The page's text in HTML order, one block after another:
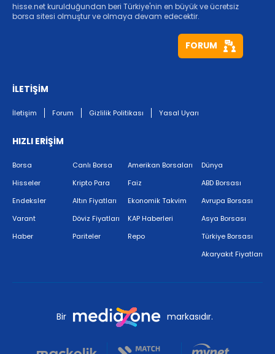
hisse.net kurulduğundan beri Türkiye'nin en büyük ve ücretsiz
borsa sitesi olmuştur ve olmaya devam edecektir.
FORUM
İLETİŞİM
İletişim Forum Gizlilik Politikası Yasal Uyarı
HIZLI ERİŞİM
Borsa
Hisseler
Endeksler
Varant
Haber
Canlı Borsa
Kripto Para
Altın Fiyatları
Döviz Fiyatları
Pariteler
Amerikan Borsaları
Faiz
Ekonomik Takvim
KAP Haberleri
Repo
Dünya
ABD Borsası
Avrupa Borsası
Asya Borsası
Türkiye Borsası
Akaryakıt Fiyatları
Bir markasıdır.